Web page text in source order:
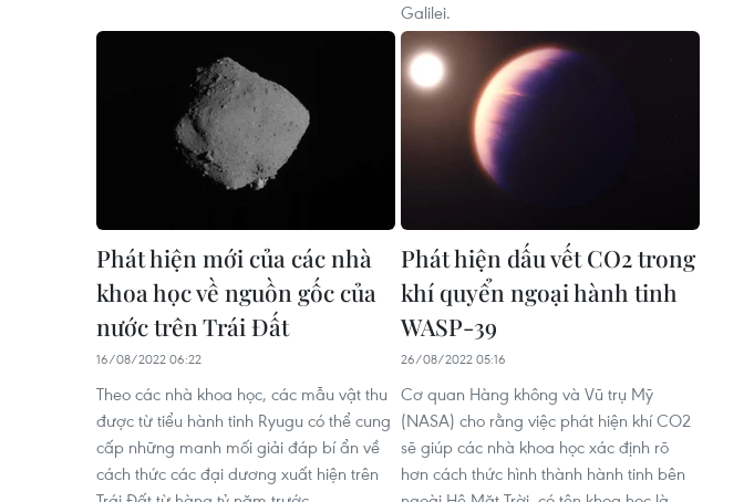
Galilei.
Phát hiện mới của các nhà
khoa học về nguồn gốc của
nước trên Trái Đất
16/08/2022 06:22
Theo các nhà khoa học, các mẫu vật thu
được từ tiểu hành tinh Ryugu có thể cung
cấp những manh mối giải đáp bí ẩn về
cách thức các đại dương xuất hiện trên
Phát hiện dấu vết CO2 trong
khí quyển ngoại hành tinh
WASP-39
26/08/2022 05:16
Cơ quan Hàng không và Vũ trụ Mỹ
(NASA) cho rằng việc phát hiện khí CO2
sẽ giúp các nhà khoa học xác định rõ
hơn cách thức hình thành hành tinh bên